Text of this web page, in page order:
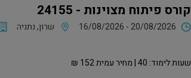
קורס פיתוח מצוינות - 24155
16/08/2026 - 20/08/2026 שרון, נתניה
שעות לימוד: 40| מחיר עמית152
₪